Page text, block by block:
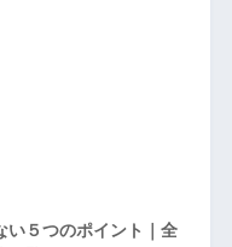
い５つのポイント｜全